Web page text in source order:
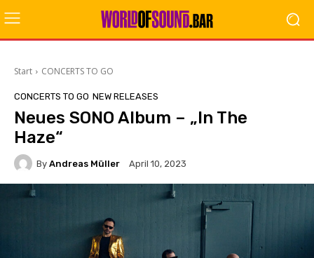
Start CONCERTS TO GO
CONCERTS TO GO NEW RELEASES
Neues SONO Album – „In The
Haze“
By Andreas Müller April 10, 2023